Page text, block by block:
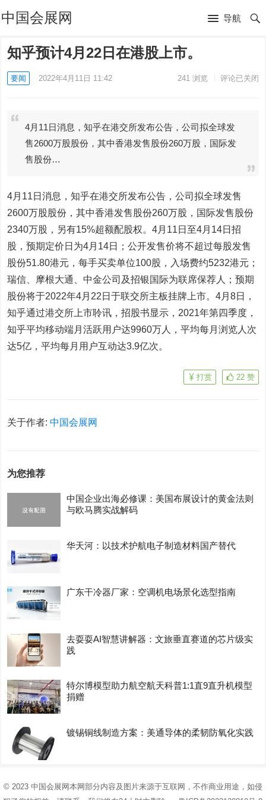
中国会展网 导航
知乎预计4月22日在港股上市。
要闻 2022年4月11日 11:42 241浏览 评论已关闭
4月11日消息，知乎在港交所发布公告，公司拟全球发
售2600万股股份，其中香港发售股份260万股，国际发
售股份…
4月11日消息，知乎在港交所发布公告，公司拟全球发售
2600万股股份，其中香港发售股份260万股，国际发售股份
2340万股，另有15%超额配股权。4月11日至4月14日招
股，预期定价日为4月14日；公开发售价将不超过每股发售
股份51.80港元，每手买卖单位100股，入场费约5232港元；
瑞信、摩根大通、中金公司及招银国际为联席保荐人；预期
股份将于2022年4月22日于联交所主板挂牌上市。4月8日，
知乎通过港交所上市聆讯，招股书显示，2021年第四季度，
知乎平均移动端月活跃用户达9960万人，平均每月浏览人次
达5亿，平均每月用户互动达3.9亿次。
22 赞
打赏
关于作者:中国会展网
为您推荐
中国企业出海必修课：美国布展设计的黄金法则
与欧马腾实战解码
华天河：以技术护航电子制造材料国产替代
广东干冷器厂家：空调机电场景化选型指南
去耍耍AI智慧讲解器：文旅垂直赛道的芯片级实
践
特尔博模型助力航空航天科普1:1直9直升机模型
捐赠
镀锡铜线制造方案：美通导体的柔韧防氧化实践
© 2023 中国会展网本网部分内容及图片来源于互联网，不作商业用途，如侵